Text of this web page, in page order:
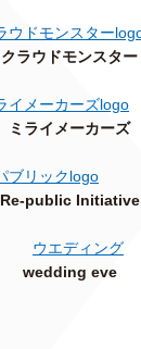
クラウドモンスター
ミライメーカーズ
Re-public Initiative
wedding eve